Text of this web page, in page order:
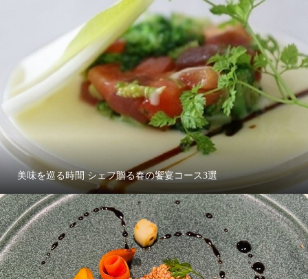
美味を巡る時間 シェフ贈る春の饗宴コース3選